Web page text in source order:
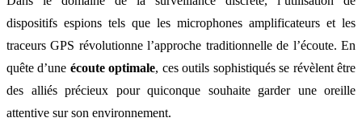
dispositifs espions tels que les microphones amplificateurs et les
traceurs GPS révolutionne l’approche traditionnelle de l’écoute. En
quête d’une écoute optimale, ces outils sophistiqués se révèlent être
des alliés précieux pour quiconque souhaite garder une oreille
attentive sur son environnement.